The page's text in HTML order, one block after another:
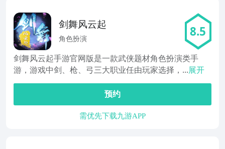
剑舞风云起
角色扮演 8.5
剑舞风云起手游官网版是一款武侠题材角色扮演类手
游，游戏中剑、枪、弓三大职业任由玩家选择，...展开
预约
需优先下载九游APP